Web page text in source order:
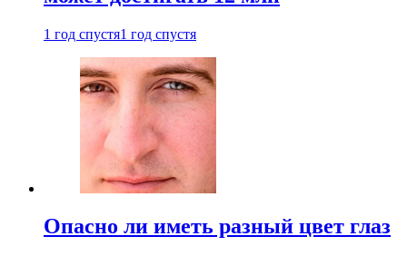
1 год спустя1 год спустя
Опасно ли иметь разный цвет глаз